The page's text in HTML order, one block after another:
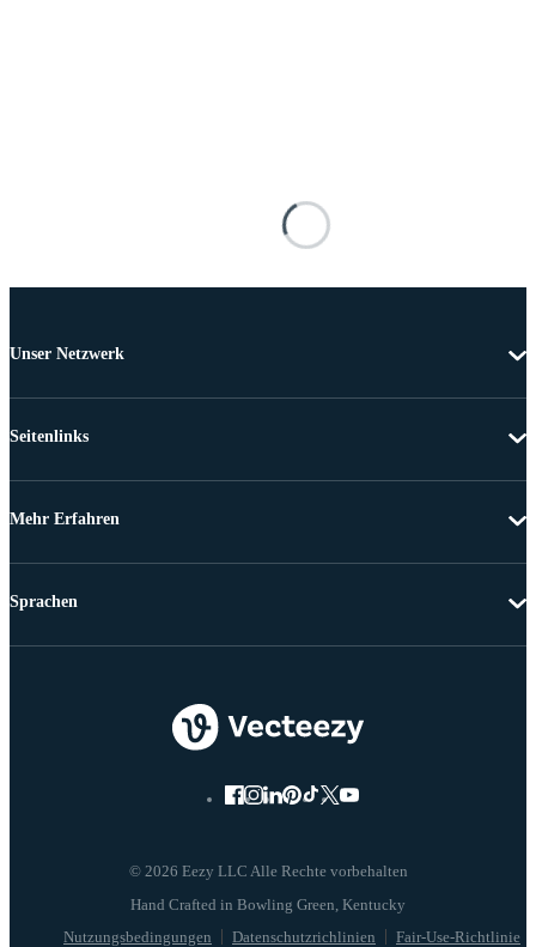
Unser Netzwerk
Seitenlinks
Mehr Erfahren
© 2026 Eezy LLC Alle Rechte vorbehalten
Nutzungsbedingungen Datenschutzrichlinien Fair-Use-Richtlinie
Sprachen